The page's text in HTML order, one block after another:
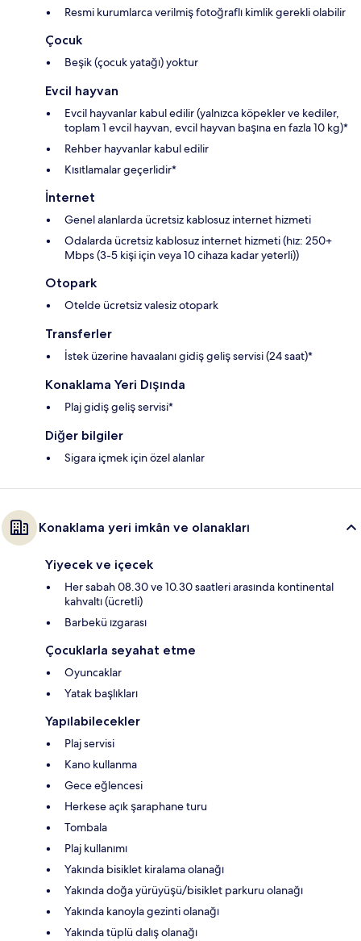
Resmi kurumlarca verilmiş fotoğraflı kimlik gerekli olabilir
Çocuk
Beşik (çocuk yatağı) yoktur
Evcil hayvan
Evcil hayvanlar kabul edilir (yalnızca köpekler ve kediler,
toplam 1 evcil hayvan, evcil hayvan başına en fazla 10 kg)*
Rehber hayvanlar kabul edilir
Kısıtlamalar geçerlidir*
İnternet
Genel alanlarda ücretsiz kablosuz internet hizmeti
Odalarda ücretsiz kablosuz internet hizmeti (hız: 250+
Mbps (3-5 kişi için veya 10 cihaza kadar yeterli))
Otopark
Otelde ücretsiz valesiz otopark
Transferler
İstek üzerine havaalanı gidiş geliş servisi (24 saat)*
Konaklama Yeri Dışında
Plaj gidiş geliş servisi*
Diğer bilgiler
Sigara içmek için özel alanlar
Konaklama yeri imkân ve olanakları
Yiyecek ve içecek
Her sabah 08.30 ve 10.30 saatleri arasında kontinental
kahvaltı (ücretli)
Barbekü ızgarası
Çocuklarla seyahat etme
Oyuncaklar
Yatak başlıkları
Yapılabilecekler
Plaj servisi
Kano kullanma
Gece eğlencesi
Herkese açık şaraphane turu
Tombala
Plaj kullanımı
Yakında bisiklet kiralama olanağı
Yakında doğa yürüyüşü/bisiklet parkuru olanağı
Yakında kanoyla gezinti olanağı
Yakında tüplü dalış olanağı